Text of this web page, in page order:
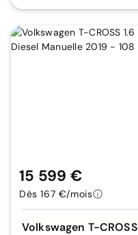
Volkswagen T-CROSS
15 599 €
Dès 167 €/mois